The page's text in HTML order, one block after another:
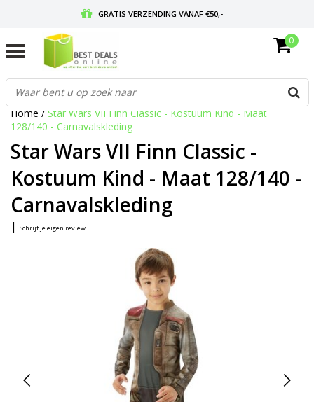
GRATIS VERZENDING VANAF €50,-
GRATIS RETOURNEREN EN 30 DAGEN BEDENKTIJD
0
Home/Star Wars VII Finn Classic - Kostuum Kind - Maat
128/140 - Carnavalskleding
Star Wars VII Finn Classic -
Kostuum Kind - Maat 128/140 -
Carnavalskleding
| Schrijf je eigen review